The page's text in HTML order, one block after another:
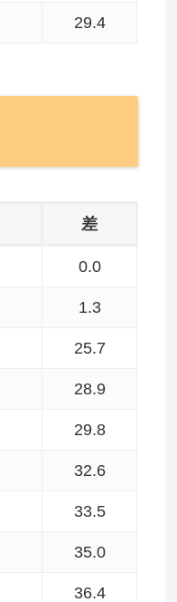
29.4
差
0.0
1.3
25.7
28.9
29.8
32.6
33.5
35.0
36.4